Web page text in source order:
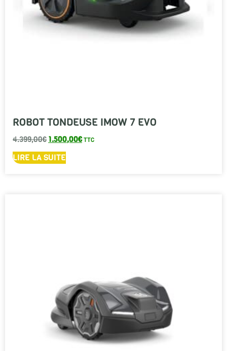
ROBOT TONDEUSE IMOW 7 EVO
4.399,00€ 1.500,00€TTC
LIRE LA SUITE